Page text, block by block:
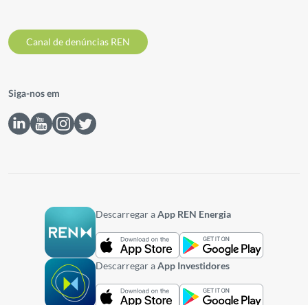
Canal de denúncias REN
Siga-nos em
Descarregar aApp REN Energia
Descarregar aApp Investidores